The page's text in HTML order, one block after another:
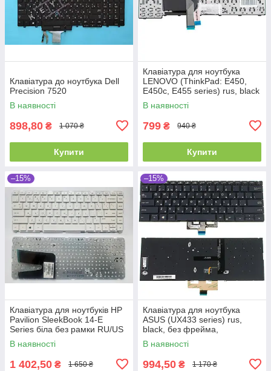
Клавіатура до ноутбука Dell
Precision 7520
В наявності
898,80 ₴ 1 070 ₴
Купити
Клавіатура для ноутбука
LENOVO (ThinkPad: E450,
E450c, E455 series) rus, black
В наявності
799 ₴ 940 ₴
Купити
–15%
Клавіатура для ноутбуків HP
Pavilion SleekBook 14-E
Series біла без рамки RU/US
В наявності
1 402,50 ₴ 1 650 ₴
–15%
Клавіатура для ноутбука
ASUS (UX433 series) rus,
black, без фрейма,
підсвічування клавіш
В наявності
994,50 ₴ 1 170 ₴